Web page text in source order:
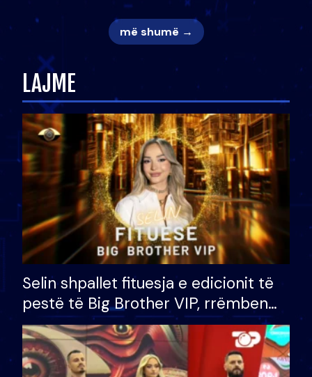
më shumë →
LAJME
Selin shpallet fituesja e edicionit të
pestë të Big Brother VIP, rrëmben
çmimin e madh prej 100 mijë eurosh